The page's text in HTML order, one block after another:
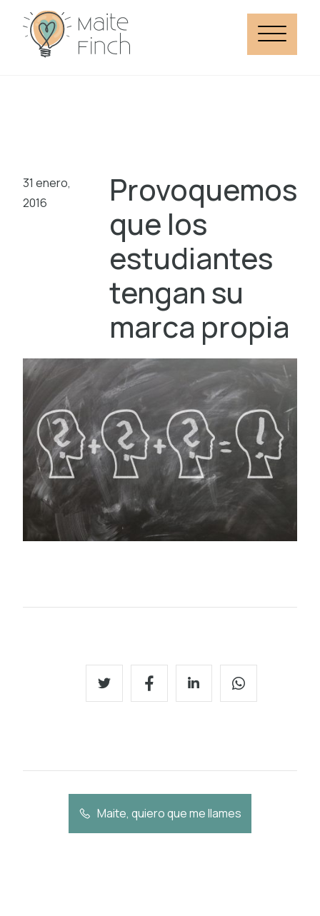
31 enero,
2016
Provoquemos
que los
estudiantes
tengan su
marca propia
Maite, quiero que me llames